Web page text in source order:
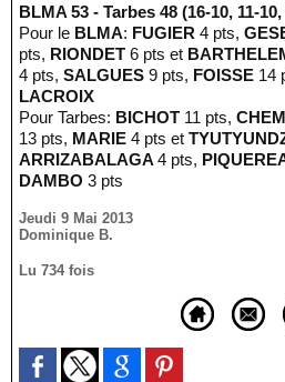
BLMA 53 - Tarbes 48 (16-10, 11-
Pour le BLMA: FUGIER 4 pts,
pts, RIONDET 6 pts et
4 pts, SALGUES 9 pts, FOISSE 14
LACROIX
Pour Tarbes: BICHOT 11 pts,
13 pts, MARIE 4 pts et
ARRIZABALAGA 4 pts,
DAMBO 3 pts
Jeudi 9 Mai 2013
Dominique B.
Lu 734 fois